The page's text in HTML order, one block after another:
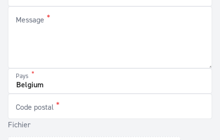
Message *
Pays *
Code postal *
Fichier